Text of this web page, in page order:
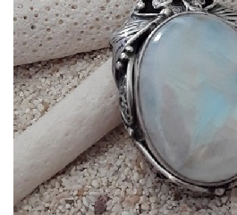
Dans mon
APERÇU